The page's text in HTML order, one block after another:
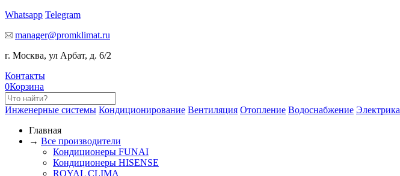
Whatsapp Telegram
manager@promklimat.ru
г. Москва, ул Арбат, д. 6/2
Контакты
0Корзина
Инженерные системы Кондиционирование Вентиляция Отопление Водоснабжение Электрика
Главная
→ Все производители
Кондиционеры FUNAI
Кондиционеры HISENSE
ROYAL CLIMA